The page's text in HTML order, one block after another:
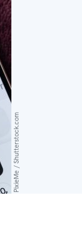
PixieMe / Shutterstock.com